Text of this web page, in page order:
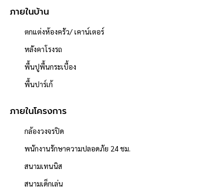
โครงการตั้งอยู่บนถนนสายหลัก ได้แก่ ถนนบางนา-ตราด
ผู้พัฒนาโครงการมีชื่อเสียง อนันดา ดีเวลลอปเม้นท์
ถนนภายในโครงการกว้าง 8 เมตร เขตทาง 14 เมตร
โครงการมีทะเลสาบ บรรยากาศร่มรื่น
สิ่งอำนวยความสะดวกภายในโครงการ ได้แก่ สระว่ายน้ำ, สนาม
ใกล้ห้างสรรพสินค้า เมกาบางนา, เซ็นทรัล บางนา
ใกล้โรงพยาบาลจุฬารัตน์ 1 สุวรรณภูมิ
ภายในบ้าน
ตกแต่งห้องครัว/ เคาน์เตอร์
หลังคาโรงรถ
พื้นปูพื้นกระเบื้อง
พื้นปาร์เก้
ภายในโครงการ
กล้องวงจรปิด
พนักงานรักษาความปลอดภัย 24 ชม.
สนามเทนนิส
สนามเด็กเล่น